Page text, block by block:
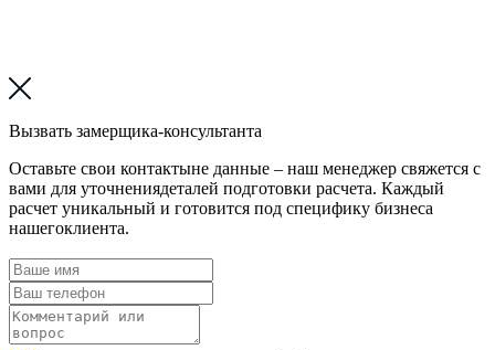
Вызвать замерщика-консультанта
Оставьте свои контактыне данные – наш менеджер свяжется с
вами для уточнениядеталей подготовки расчета. Каждый
расчет уникальный и готовится под специфику бизнеса
нашегоклиента.